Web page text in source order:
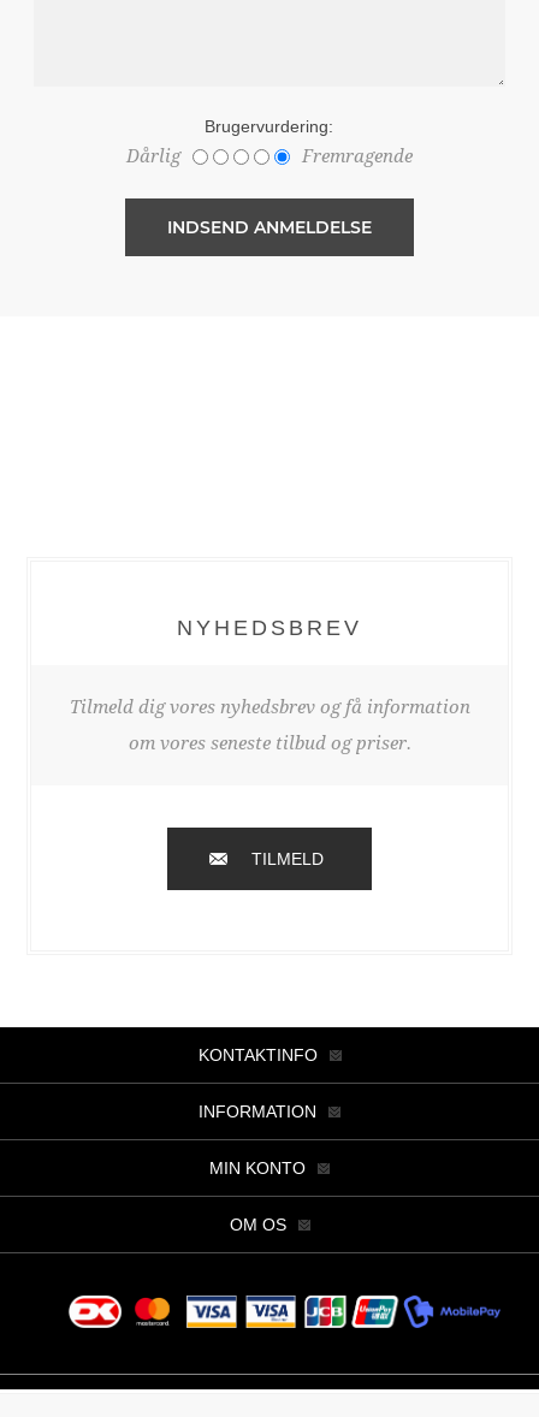
Brugervurdering:
Dårlig Fremragende
NYHEDSBREV
Tilmeld dig vores nyhedsbrev og få information
om vores seneste tilbud og priser.
TILMELD
KONTAKTINFO
INFORMATION
MIN KONTO
OM OS